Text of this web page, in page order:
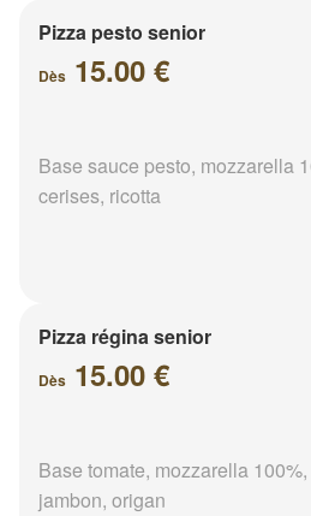
Pizza pesto senior
Dès 15.00 €
Base sauce pesto, mozzarella
cerises, ricotta
Pizza régina senior
Dès 15.00 €
Base tomate, mozzarella
jambon, origan